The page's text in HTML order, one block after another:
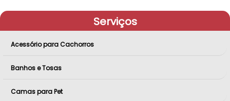
Serviços
Acessório para Cachorros
Banhos e Tosas
Camas para Pet